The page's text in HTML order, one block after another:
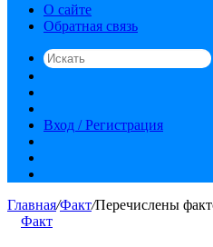
О сайте
Обратная связь
статья
Вход / Регистрация
Главная/Факт/Перечислены
Факт